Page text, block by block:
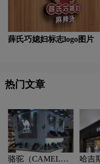
薛氏巧媳妇标志logo图片
热门文章
骆驼（CAMEL）
哈吉